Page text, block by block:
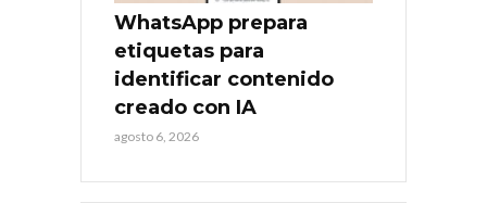
WhatsApp prepara
etiquetas para
identificar contenido
creado con IA
agosto 6, 2026